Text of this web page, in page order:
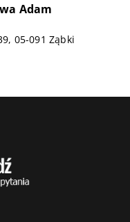
Adam
05-091 Ząbki